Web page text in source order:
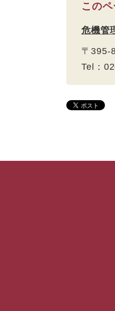
この
危機管
〒
Tel：